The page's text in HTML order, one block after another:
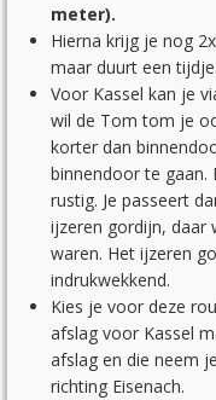
meter).
Hierna krijg je nog
maar duurt een tijdje.
Voor Kassel kan je
wil de Tom tom je
korter dan
binnendoor te gaan.
rustig. Je passeert
ijzeren gordijn, daar
waren. Het ijzeren
indrukwekkend.
Kies je voor deze
afslag voor Kassel
afslag en die neem
richting Eisenach.